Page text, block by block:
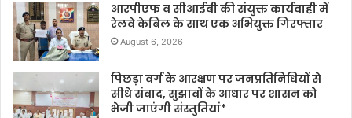
आरपीएफ व सीआईबी की संयुक्त कार्यवाही में
रेलवे केबिल के साथ एक अभियुक्त गिरफ्तार
August 6, 2026
पिछड़ा वर्ग के आरक्षण पर जनप्रतिनिधियों से
सीधे संवाद, सुझावों के आधार पर शासन को
भेजी जाएंगी संस्तुतियां*